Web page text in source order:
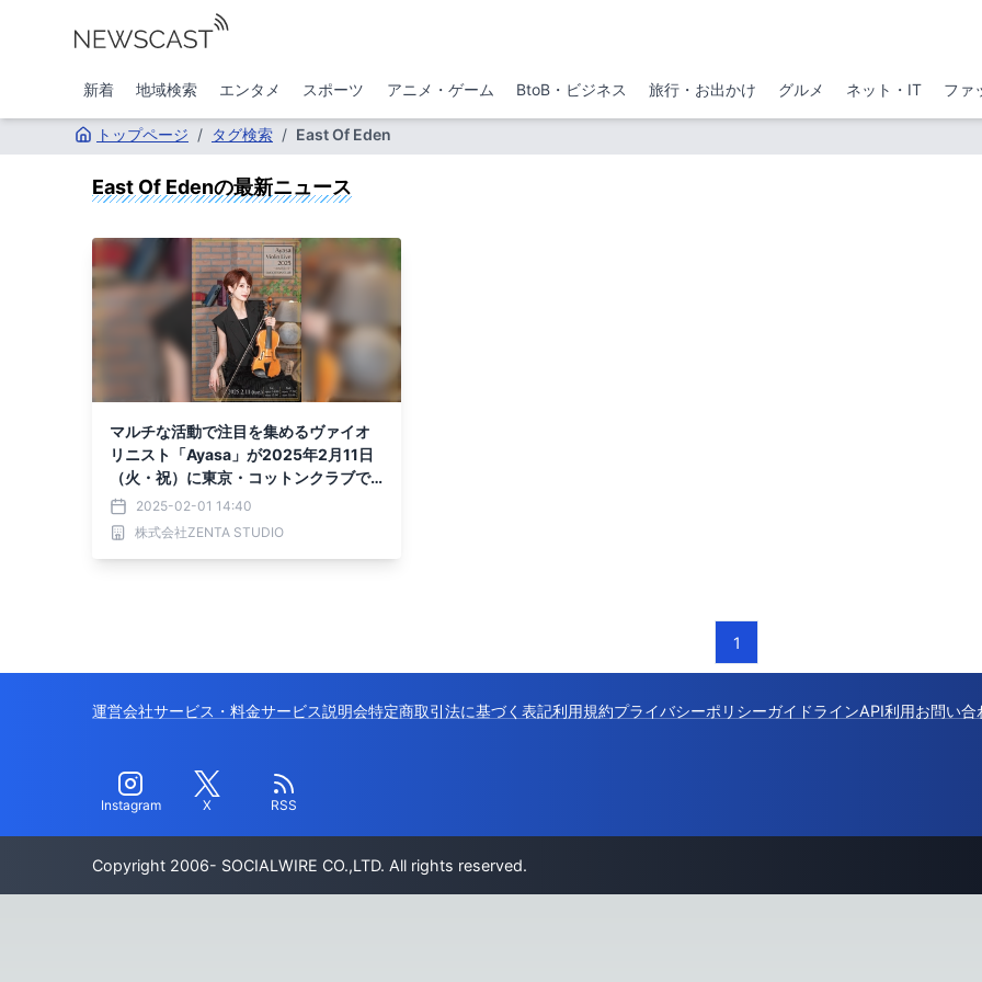
新着 地域検索 エンタメ スポーツ アニメ・ゲーム BtoB・ビジネス 旅行・お出かけ グルメ ネット・IT ファ
トップページ / タグ検索 / East Of Eden
East Of Edenの最新ニュース
マルチな活動で注目を集めるヴァイオ
リニスト「Ayasa」が2025年2月11日
（火・祝）に東京・コットンクラブで
初のワンマンライブを開催
2025-02-01 14:40
株式会社ZENTA STUDIO
1
運営会社サービス・料金サービス説明会特定商取引法に基づく表記利用規約プライバシーポリシーガイドラインAPI利用お問い合
Instagram X RSS
Copyright 2006- SOCIALWIRE CO.,LTD. All rights reserved.